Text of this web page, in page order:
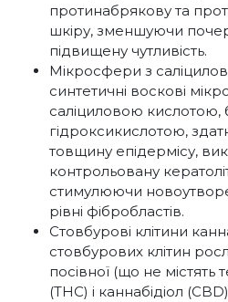
протинабрякову та
шкіру, зменшуючи
підвищену чутливість.
Мікросфери з
синтетичні воскові
саліциловою кислотою,
гідроксикислотою,
товщину епідермісу,
контрольовану
стимулюючи
рівні фібробластів.
Стовбурові клітини
стовбурових клітин
посівної (що не містять
(THC) і каннабідіол